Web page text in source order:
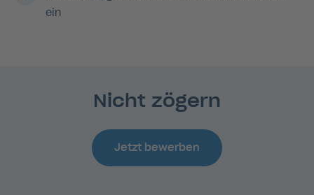
ein
Nicht zögern
Jetzt bewerben